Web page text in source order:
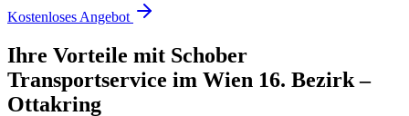
Kostenloses Angebot
Ihre Vorteile mit Schober
Transportservice im Wien 16. Bezirk –
Ottakring